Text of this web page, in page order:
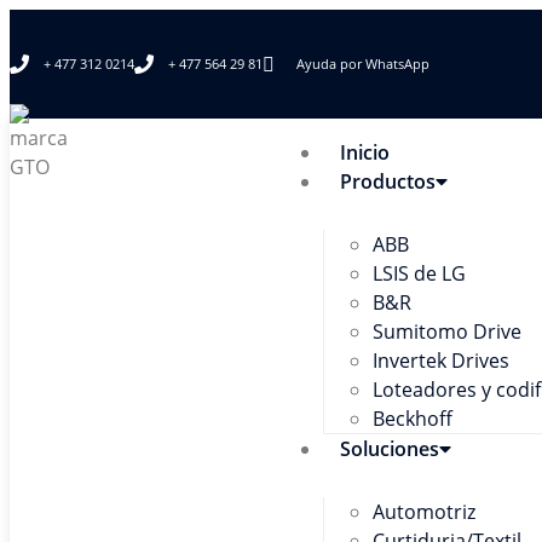
+ 477 312 0214 + 477 564 29 81 Ayuda por WhatsApp
Inicio
Productos
ABB
LSIS de LG
B&R
Sumitomo Drive
Invertek Drives
Loteadores y
Beckhoff
Soluciones
Automotriz